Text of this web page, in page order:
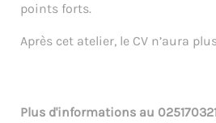
points forts.
Après cet atelier, le CV n’aura
Plus d'informations au